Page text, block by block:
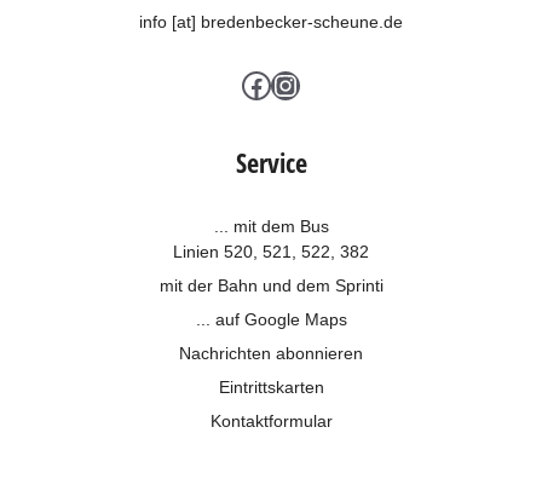
info [at] bredenbecker-scheune.de
Facebook
Instagram
Service
... mit dem Bus
Linien 520, 521, 522, 382
mit der Bahn und dem Sprinti
... auf Google Maps
Nachrichten abonnieren
Eintrittskarten
Kontaktformular